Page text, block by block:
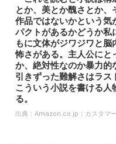
とか、美とか醜さとか
作品ではないかという気
パクトがあるかどうか私
もに文体がジワジワと
怖さがある。主人公にと
か、絶対性なのか暴力的
引きずった難解さはラス
こういう小説を書ける
る。
出典： Amazon.co.jp：カスタマ